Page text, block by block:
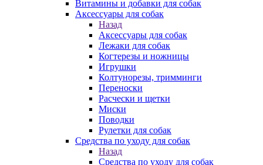
Витамины и добавки для собак
Аксессуары для собак
Назад
Аксессуары для собак
Лежаки для собак
Когтерезы и ножницы
Игрушки
Колтунорезы, тримминги
Переноски
Расчески и щетки
Миски
Поводки
Рулетки для собак
Средства по уходу для собак
Назад
Средства по уходу для собак